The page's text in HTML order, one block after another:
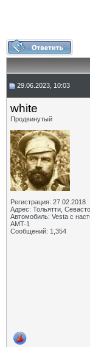
29.06.2023, 10:03
white
Продвинутый
Регистрация: 27.02.2018
Адрес: Тольятти,
Автомобиль: Vesta с
AMT-1
Сообщений: 1,354